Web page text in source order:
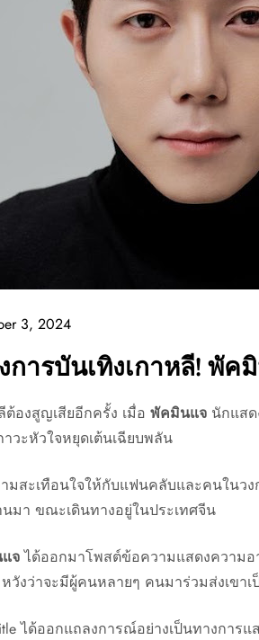
3, 2024
การบันเทิงเกาหลี! พั
ต้องสูญเสียอีกครั้ง เมื่อพัคมินแจ นักแส
าวะหัวใจหยุดเต้นเฉียบพลัน
มสะเทือนใจให้กับแฟนคลับและคนในวง
มา ขณะเดินทางอยู่ในประเทศจีน
จได้ออกมาโพสต์ข้อความแสดงความ
วังว่าจะมีผู้คนหลายๆ คนมาร่วมส่งเขาเ
ได้ออกแถลงการณ์อย่างเป็นทางการ